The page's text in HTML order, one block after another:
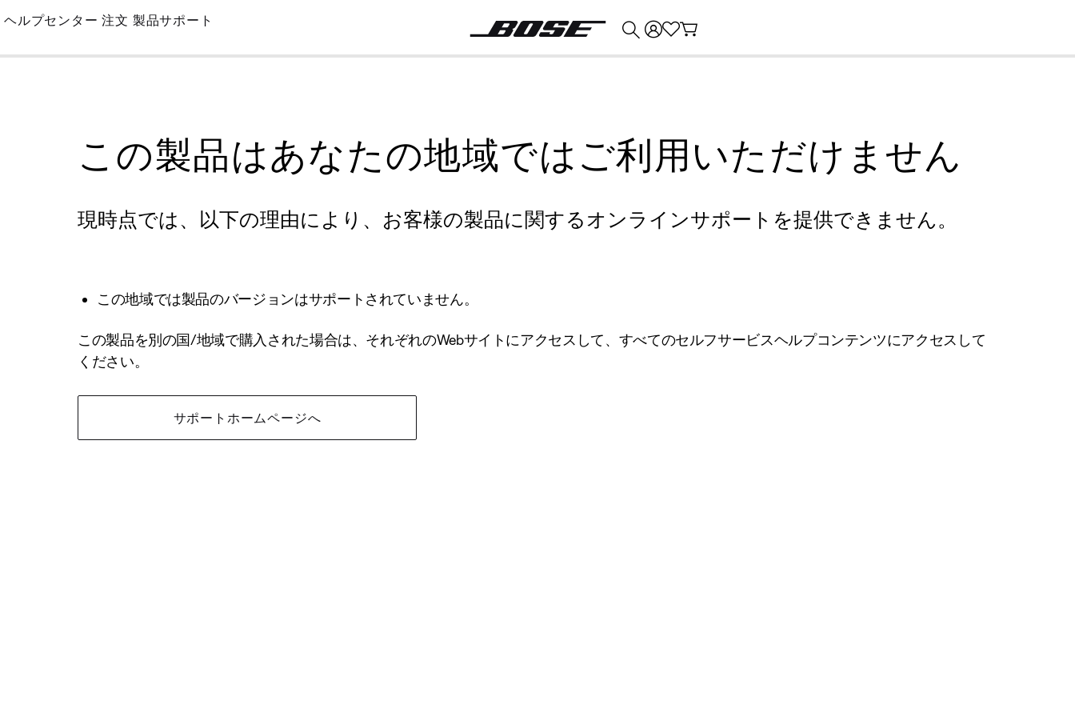
Skip
Main
ヘルプセンター 注文 製品サポート
この製品はあなたの地域ではご利用いただけません
現時点では、以下の理由により、お客様の製品に関するオンラインサポートを提供できません。
この地域では製品のバージョンはサポートされていません。
この製品を別の国/地域で購入された場合は、それぞれのWebサイトにアクセスして、すべてのセルフサービスヘルプコンテンツにアクセスして
ください。
サポートホームページへ